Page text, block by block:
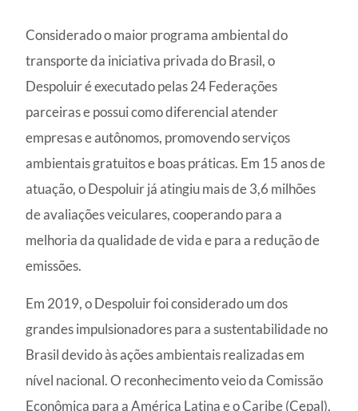
Considerado o maior programa ambiental do
transporte da iniciativa privada do Brasil, o
Despoluir é executado pelas 24 Federações
parceiras e possui como diferencial atender
empresas e autônomos, promovendo serviços
ambientais gratuitos e boas práticas. Em 15 anos de
atuação, o Despoluir já atingiu mais de 3,6 milhões
de avaliações veiculares, cooperando para a
melhoria da qualidade de vida e para a redução de
emissões.
Em 2019, o Despoluir foi considerado um dos
grandes impulsionadores para a sustentabilidade no
Brasil devido às ações ambientais realizadas em
nível nacional. O reconhecimento veio da Comissão
Econômica para a América Latina e o Caribe (Cepal),